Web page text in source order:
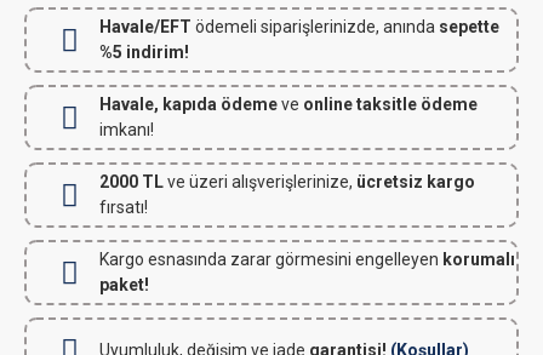
Havale/EFT ödemeli siparişlerinizde, anında sepette
%5 indirim!
Havale, kapıda ödemeve online taksitle ödeme
imkanı!
2000 TLve üzeri alışverişlerinize, ücretsiz kargo
fırsatı!
Kargo esnasında zarar görmesini engelleyen korumalı
paket!
Uyumluluk, değişim ve iade garantisi! (Koşullar)